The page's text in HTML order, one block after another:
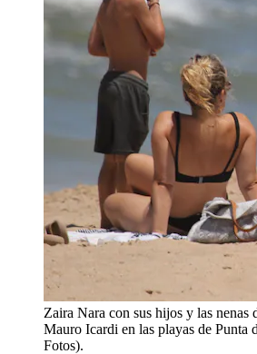
Zaira Nara con sus hijos y las nenas
Mauro Icardi en las playas de Punta
Fotos).